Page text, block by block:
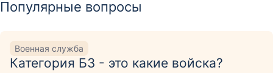
Популярные вопросы
Военная служба
Категория Б3 - это какие войска?